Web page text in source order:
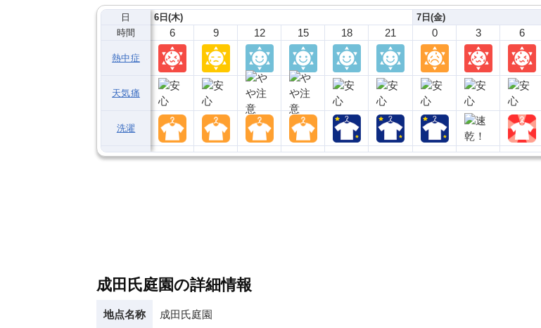
日
時間
熱中症
天気痛
洗濯
6日(木)
6 9 12 15 18 21
7日(金)
0 3 6
成田氏庭園の詳細情報
地点名称 成田氏庭園